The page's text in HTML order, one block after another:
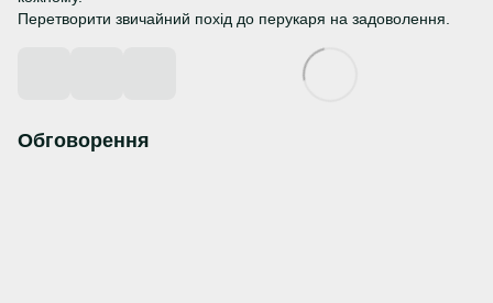
Перетворити звичайний похід до перукаря на задоволення.
Обговорення